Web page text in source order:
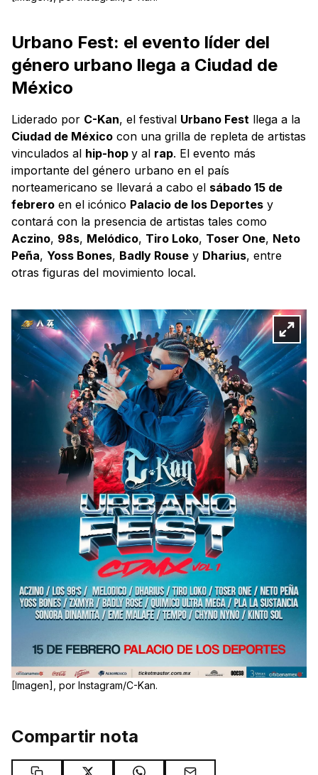
Urbano Fest: el evento líder del
género urbano llega a Ciudad de
México
Liderado por C-Kan, el festival Urbano Fest llega a la
Ciudad de México con una grilla de repleta de artistas
vinculados al hip-hop y al rap. El evento más
importante del género urbano en el país
norteamericano se llevará a cabo el sábado 15 de
febrero en el icónico Palacio de los Deportes y
contará con la presencia de artistas tales como
Aczino, 98s, Melódico, Tiro Loko, Toser One, Neto
Peña, Yoss Bones, Badly Rouse y Dharius, entre
otras figuras del movimiento local.
[Imagen], por Instagram/C-Kan.
Compartir nota